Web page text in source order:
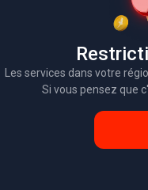
Les services dans votre
Si vous pensez que